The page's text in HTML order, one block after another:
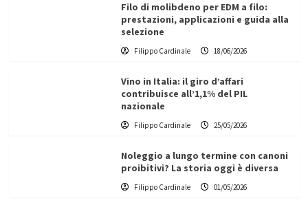
Filo di molibdeno per EDM a filo:
prestazioni, applicazioni e guida alla
selezione
Filippo Cardinale 18/06/2026
Vino in Italia: il giro d’affari
contribuisce all’1,1% del PIL
nazionale
Filippo Cardinale 25/05/2026
Noleggio a lungo termine con canoni
proibitivi? La storia oggi è diversa
Filippo Cardinale 01/05/2026